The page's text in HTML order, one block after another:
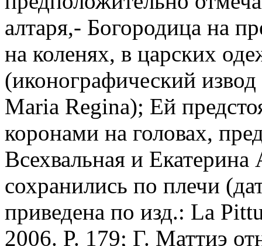
алтаря,- Богородица на
на коленях, в царских
(иконографический
Maria Regina); Ей
коронами на головах,
Всехвальная и
сохранились по плечи
приведена по изд.: La
2006. P. 179; Г. Маттиэ